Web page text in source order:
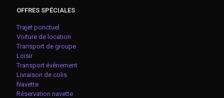
OFFRES SPÉCIALES
Trajet ponctuel
Voiture de location
Transport de groupe
Loisir
Transport événement
Livraison de colis
Navette
Réservation navette